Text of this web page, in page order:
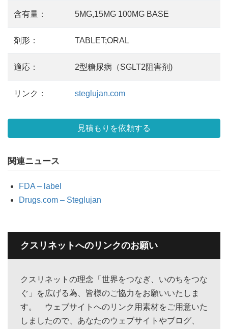
含有量： 5MG,15MG 100MG BASE
剤形： TABLET;ORAL
適応： 2型糖尿病（SGLT2阻害剤)
リンク： steglujan.com
見積もりを依頼する
関連ニュース
FDA – label
Drugs.com – Steglujan
クスリネットへのリンクのお願い
クスリネットの理念「世界をつなぎ、いのちをつな
ぐ」を広げる為、皆様のご協力をお願いいたしま
す。 ウェブサイトへのリンク用素材をご用意いた
しましたので、あなたのウェブサイトやブログ、